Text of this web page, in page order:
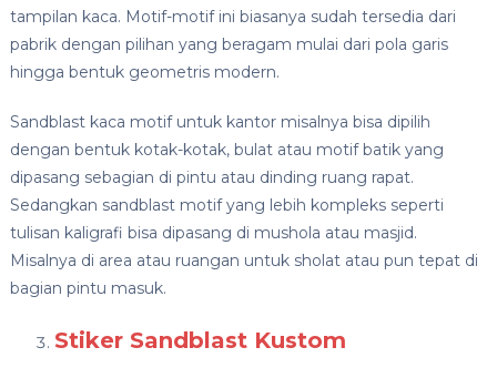
tampilan kaca. Motif-motif ini biasanya sudah tersedia dari
pabrik dengan pilihan yang beragam mulai dari pola garis
hingga bentuk geometris modern.
Sandblast kaca motif untuk kantor misalnya bisa dipilih
dengan bentuk kotak-kotak, bulat atau motif batik yang
dipasang sebagian di pintu atau dinding ruang rapat.
Sedangkan sandblast motif yang lebih kompleks seperti
tulisan kaligrafi bisa dipasang di mushola atau masjid.
Misalnya di area atau ruangan untuk sholat atau pun tepat di
bagian pintu masuk.
Stiker Sandblast Kustom